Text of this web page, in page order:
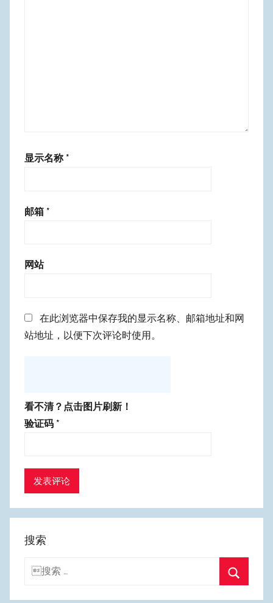
显示名称 *
邮箱 *
网站
在此浏览器中保存我的显示名称、邮箱地址和网
站地址，以便下次评论时使用。
看不清？点击图片刷新！
验证码 *
搜索
搜